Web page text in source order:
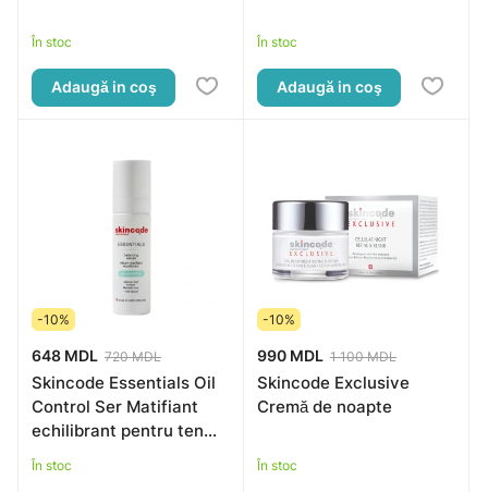
În stoc
Adaugă in coş
În stoc
Adaugă in coş
-10%
648 MDL 720 MDL
Skincode Essentials Oil
Control Ser Matifiant
echilibrant pentru ten
gras, 30ml (1701.2)
În stoc
-10%
990 MDL 1 100 MDL
Skincode Exclusive
Cremă de noapte
În stoc